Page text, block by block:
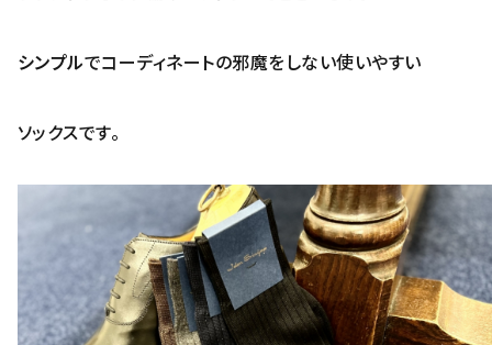
シンプルでコーディネートの邪魔をしない使いやすい
ソックスです。